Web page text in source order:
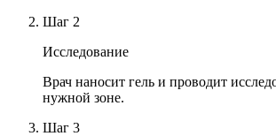
Шаг 2
Исследование
Врач наносит гель и проводит
нужной зоне.
Шаг 3